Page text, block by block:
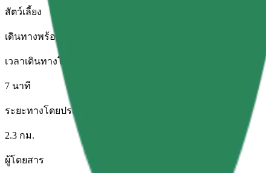
สัตว์เลี้ยง
เดินทางพร้อมสัตว์เลี้ยงของคุณ สุนัขต้องสวมตะกร้อครอบปาก
เวลาเดินทางโดยประมาณ
7 นาที
ระยะทางโดยประมาณ
2.3 กม.
ผู้โดยสาร